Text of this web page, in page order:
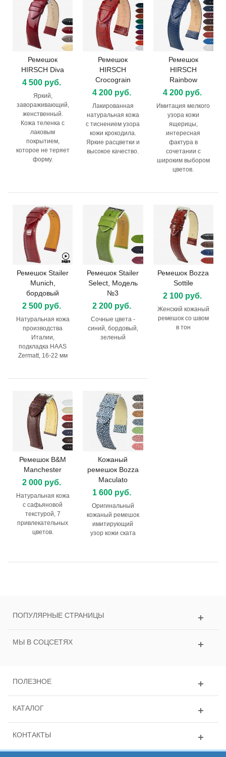
Ремешок
HIRSCH Diva
4 500 руб.
Яркий,
завораживающий,
женственный.
Кожа теленка с
лаковым
покрытием,
которое не теряет
форму.
Ремешок
HIRSCH
Crocograin
4 200 руб.
Лакированная
натуральная кожа
с тиснением узора
кожи крокодила.
Яркие расцветки и
высокое качество.
Ремешок
HIRSCH
Rainbow
4 200 руб.
Имитация мелкого
узора кожи
ящерицы,
интересная
фактура в
сочетании с
широким выбором
цветов.
Ремешок Stailer
Munich,
бордовый
2 500 руб.
Натуральная кожа
производства
Италии,
подкладка HAAS
Zermatt, 16-22 мм
Ремешок Stailer
Select, Модель
№3
2 200 руб.
Сочные цвета -
синий, бордовый,
зеленый
Ремешок Bozza
Sottile
2 100 руб.
Женский кожаный
ремешок со швом
в тон
Ремешок B&M
Manchester
2 000 руб.
Натуральная кожа
с сафьяновой
текстурой, 7
привлекательных
цветов.
Кожаный
ремешок Bozza
Maculato
1 600 руб.
Оригинальный
кожаный ремешок
имитирующий
узор кожи ската
ПОПУЛЯРНЫЕ СТРАНИЦЫ
МЫ В СОЦСЕТЯХ
ПОЛЕЗНОЕ
КАТАЛОГ
КОНТАКТЫ